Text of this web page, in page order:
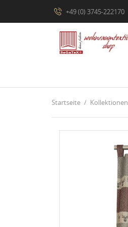
+49 (0) 3745-222170
Startseite Kollektionen